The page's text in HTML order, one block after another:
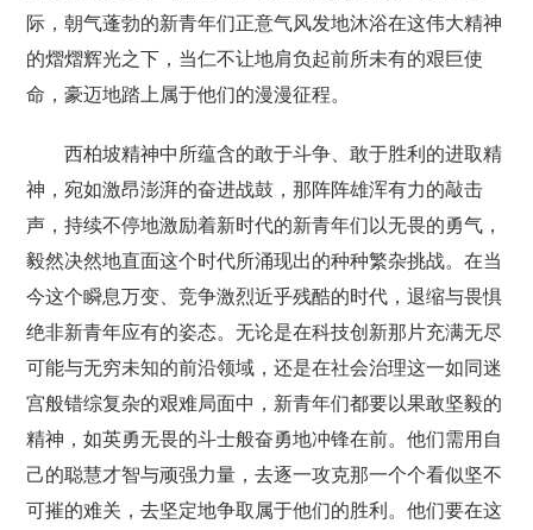
际，朝气蓬勃的新青年们正意气风发地沐浴在这伟大精神
的熠熠辉光之下，当仁不让地肩负起前所未有的艰巨使
命，豪迈地踏上属于他们的漫漫征程。
西柏坡精神中所蕴含的敢于斗争、敢于胜利的进取精
神，宛如激昂澎湃的奋进战鼓，那阵阵雄浑有力的敲击
声，持续不停地激励着新时代的新青年们以无畏的勇气，
毅然决然地直面这个时代所涌现出的种种繁杂挑战。在当
今这个瞬息万变、竞争激烈近乎残酷的时代，退缩与畏惧
绝非新青年应有的姿态。无论是在科技创新那片充满无尽
可能与无穷未知的前沿领域，还是在社会治理这一如同迷
宫般错综复杂的艰难局面中，新青年们都要以果敢坚毅的
精神，如英勇无畏的斗士般奋勇地冲锋在前。他们需用自
己的聪慧才智与顽强力量，去逐一攻克那一个个看似坚不
可摧的难关，去坚定地争取属于他们的胜利。他们要在这